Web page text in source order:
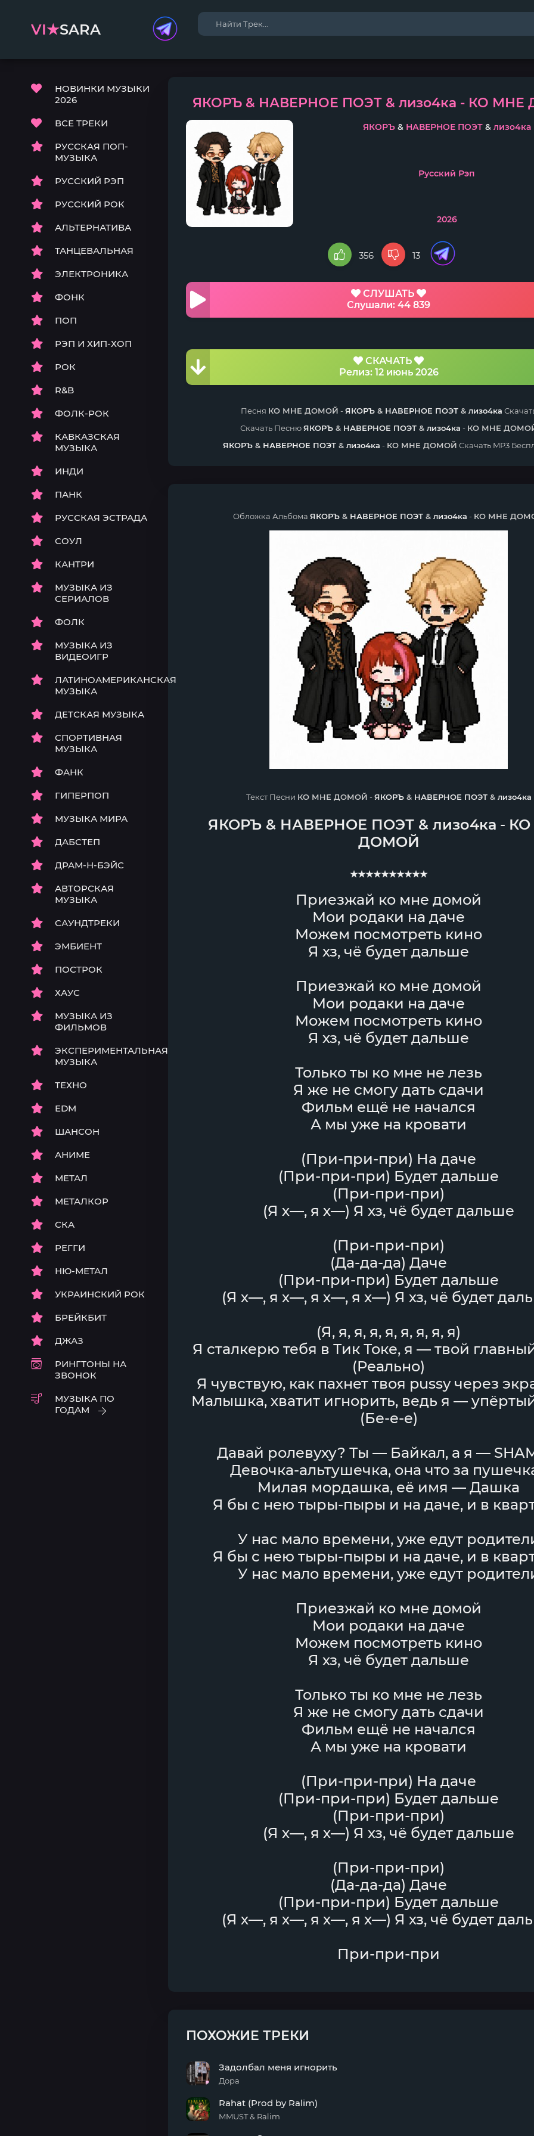
VI★SARA
НОВИНКИ МУЗЫКИ
2026
ВСЕ ТРЕКИ
РУССКАЯ ПОП-
МУЗЫКА
РУССКИЙ РЭП
РУССКИЙ РОК
АЛЬТЕРНАТИВА
ТАНЦЕВАЛЬНАЯ
ЭЛЕКТРОНИКА
ФОНК
ПОП
РЭП И ХИП-ХОП
РОК
R&B
ФОЛК-РОК
КАВКАЗСКАЯ
МУЗЫКА
ИНДИ
ПАНК
РУССКАЯ ЭСТРАДА
СОУЛ
КАНТРИ
МУЗЫКА ИЗ
СЕРИАЛОВ
ФОЛК
МУЗЫКА ИЗ
ВИДЕОИГР
ЛАТИНОАМЕРИКАНСКАЯ
МУЗЫКА
ДЕТСКАЯ МУЗЫКА
СПОРТИВНАЯ
МУЗЫКА
ФАНК
ГИПЕРПОП
МУЗЫКА МИРА
ДАБСТЕП
ДРАМ-Н-БЭЙС
АВТОРСКАЯ
МУЗЫКА
САУНДТРЕКИ
ЭМБИЕНТ
ПОСТРОК
ХАУС
МУЗЫКА ИЗ
ФИЛЬМОВ
ЭКСПЕРИМЕНТАЛЬНАЯ
МУЗЫКА
ТЕХНО
EDM
ШАНСОН
АНИМЕ
МЕТАЛ
МЕТАЛКОР
СКА
РЕГГИ
НЮ-МЕТАЛ
УКРАИНСКИЙ РОК
БРЕЙКБИТ
ДЖАЗ
РИНГТОНЫ НА
ЗВОНОК
МУЗЫКА ПО
ГОДАМ
ЯКОРЪ & НАВЕРНОЕ ПОЭТ & лизо4ка - КО
ЯКОРЪ& НАВЕРНОЕ ПОЭТ& лизо4ка
Русский Рэп
2026
356 13
СЛУШАТЬ
Слушали: 44 839
СКАЧАТЬ
Релиз: 12 июнь 2026
Песня КО МНЕ ДОМОЙ -ЯКОРЪ & НАВЕРНОЕ ПОЭТ & лизо4ка
Скачать ПеснюЯКОРЪ& НАВЕРНОЕ ПОЭТ& лизо4ка - КО МНЕ
ЯКОРЪ & НАВЕРНОЕ ПОЭТ & лизо4ка - КО МНЕ ДОМОЙ Скачать MP3
Обложка Альбома ЯКОРЪ & НАВЕРНОЕ ПОЭТ & лизо4ка - КО МНЕ
Текст Песни КО МНЕ ДОМОЙ -ЯКОРЪ& НАВЕРНОЕ ПОЭТ& лизо4ка
ЯКОРЪ& НАВЕРНОЕ ПОЭТ& лизо4ка -
ДОМОЙ
★★★★★★★★★★
Приезжай ко мне домой
Мои родаки на даче
Можем посмотреть кино
Я хз, чё будет дальше
Приезжай ко мне домой
Мои родаки на даче
Можем посмотреть кино
Я хз, чё будет дальше
Только ты ко мне не лезь
Я же не смогу дать сдачи
Фильм ещё не начался
А мы уже на кровати
(При-при-при) На даче
(При-при-при) Будет дальше
(При-при-при)
(Я х—, я х—) Я хз, чё будет дальше
(При-при-при)
(Да-да-да) Даче
(При-при-при) Будет дальше
(Я х—, я х—, я х—, я х—) Я хз, чё будет
(Я, я, я, я, я, я, я, я, я)
Я сталкерю тебя в Тик Токе, я — твой
(Реально)
Я чувствую, как пахнет твоя pussy через
Малышка, хватит игнорить, ведь я —
(Бе-е-е)
Давай ролевуху? Ты — Байкал, а я —
Девочка-альтушечка, она что за
Милая мордашка, её имя — Дашка
Я бы с нею тыры-пыры и на даче, и в
У нас мало времени, уже едут
Я бы с нею тыры-пыры и на даче, и в
У нас мало времени, уже едут
Приезжай ко мне домой
Мои родаки на даче
Можем посмотреть кино
Я хз, чё будет дальше
Только ты ко мне не лезь
Я же не смогу дать сдачи
Фильм ещё не начался
А мы уже на кровати
(При-при-при) На даче
(При-при-при) Будет дальше
(При-при-при)
(Я х—, я х—) Я хз, чё будет дальше
(При-при-при)
(Да-да-да) Даче
(При-при-при) Будет дальше
(Я х—, я х—, я х—, я х—) Я хз, чё будет
При-при-при
ПОХОЖИЕ ТРЕКИ
меня
игнорить
Задолбал меня игнорить
Дора
Rahat (Prod by Ralim)
MMUST & Ralim